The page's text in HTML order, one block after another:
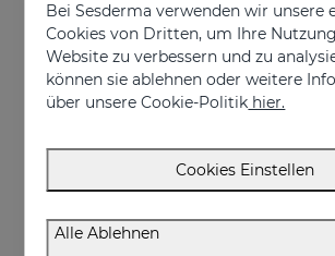
Immediate and lasting anti-wrinkle
€ 79,95
Bei Sesderma verwenden wir unsere
Cookies von Dritten, um Ihre
Website zu verbessern und zu
können sie ablehnen oder weitere
über unsere Cookie-Politik hier.
Cookies Einstellen
Alle Ablehnen